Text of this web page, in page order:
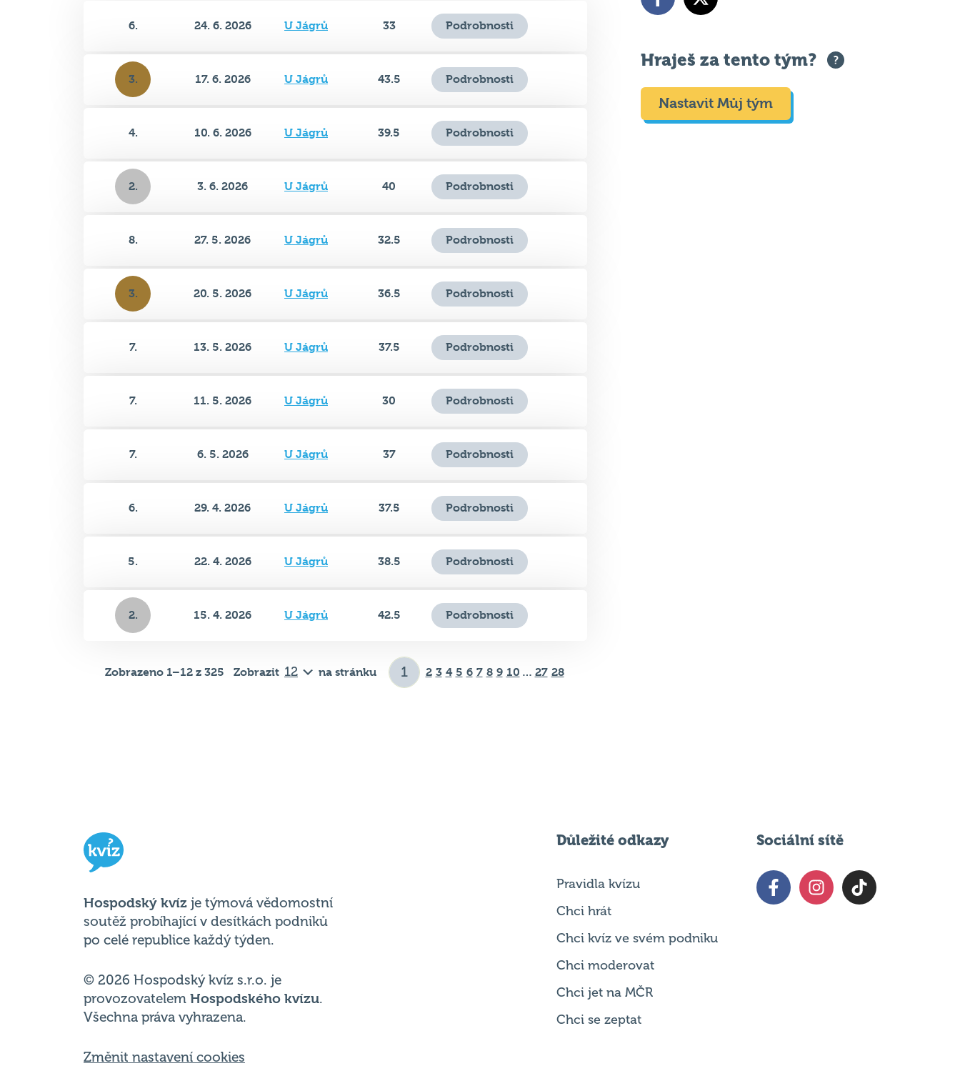
3. 17. 6. 2026 U Jágrů 43.5 Podrobnosti
4. 10. 6. 2026 U Jágrů 39.5 Podrobnosti
2. 3. 6. 2026 U Jágrů 40 Podrobnosti
8. 27. 5. 2026 U Jágrů 32.5 Podrobnosti
3. 20. 5. 2026 U Jágrů 36.5 Podrobnosti
7. 13. 5. 2026 U Jágrů 37.5 Podrobnosti
7. 11. 5. 2026 U Jágrů 30 Podrobnosti
7. 6. 5. 2026 U Jágrů 37 Podrobnosti
6. 29. 4. 2026 U Jágrů 37.5 Podrobnosti
5. 22. 4. 2026 U Jágrů 38.5 Podrobnosti
2. 15. 4. 2026 U Jágrů 42.5 Podrobnosti
Zobrazeno 1–12 z 325 Zobrazit na stránku 2 4 5 6 7 8 9 10 …
Hraješ za tento tým?
Nastavit Můj tým
Hospodský kvíz
soutěž probíhající v desítkách podniků
© 2026 Hospodský kvíz s.r.o. je
provozovatelem Hospodského kvízu
Změnit nastavení cookies
Pravidla kvízu
Chci kvíz ve svém podniku
Chci moderovat
Chci jet na MČR
Chci se zeptat